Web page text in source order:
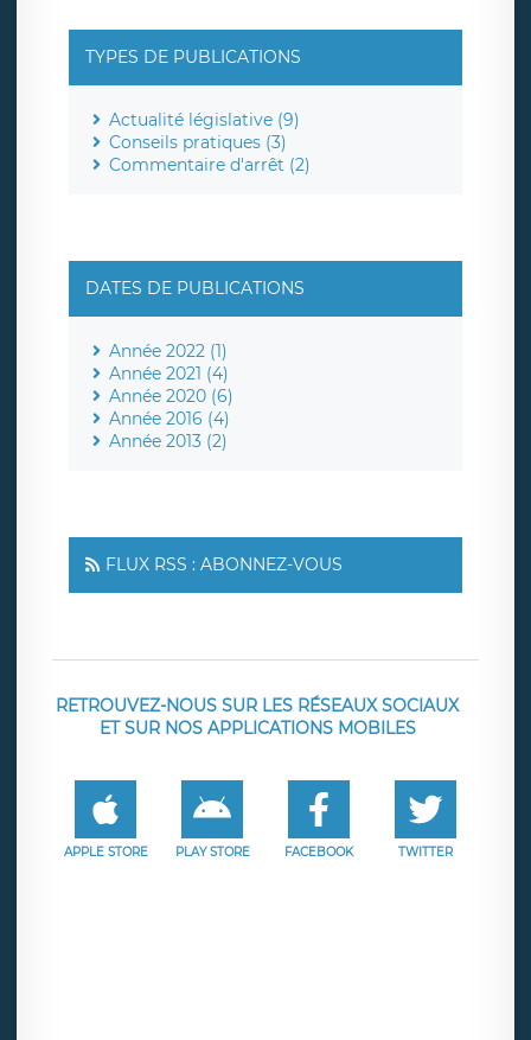
TYPES DE PUBLICATIONS
Actualité législative (9)
Conseils pratiques (3)
Commentaire d'arrêt (2)
DATES DE PUBLICATIONS
Année 2022 (1)
Année 2021 (4)
Année 2020 (6)
Année 2016 (4)
Année 2013 (2)
FLUX RSS : ABONNEZ-VOUS
RETROUVEZ-NOUS SUR LES RÉSEAUX SOCIAUX
ET SUR NOS APPLICATIONS MOBILES
APPLE STORE PLAY STORE FACEBOOK TWITTER